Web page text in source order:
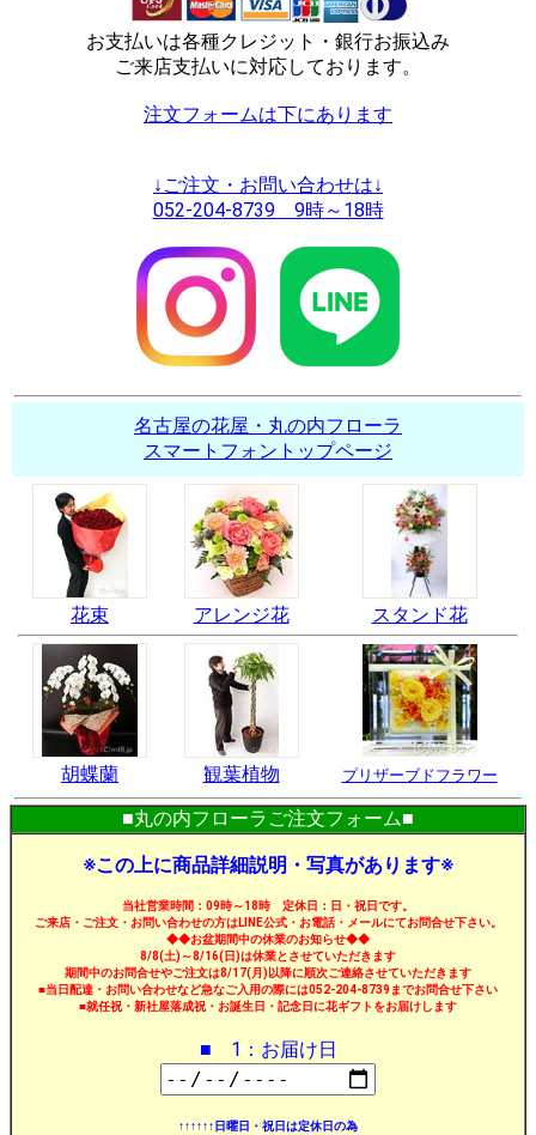
お支払いは各種クレジット・銀行お振込み
ご来店支払いに対応しております。
注文フォームは下にあります
↓ご注文・お問い合わせは↓
052-204-8739 9時～18時
名古屋の花屋・丸の内フローラ
スマートフォントップページ
花束 アレンジ花 スタンド花
胡蝶蘭 観葉植物 プリザーブドフラワー
■丸の内フローラご注文フォーム■
※この上に商品詳細説明・写真があります※
当社営業時間：09時～18時 定休日：日・祝日です。
ご来店・ご注文・お問い合わせの方はLINE公式・お電話・メールにてお問合せ下さい。
◆◆お盆期間中の休業のお知らせ◆◆
8/8(土)～8/16(日)は休業とさせていただきます
期間中のお問合せやご注文は8/17(月)以降に順次ご連絡させていただきます
■当日配達・お問い合わせなど急なご入用の際には052-204-8739までお問合せ下さい
■就任祝・新社屋落成祝・お誕生日・記念日に花ギフトをお届けします
■ 1：お届け日
↑↑↑↑↑↑日曜日・祝日は定休日の為